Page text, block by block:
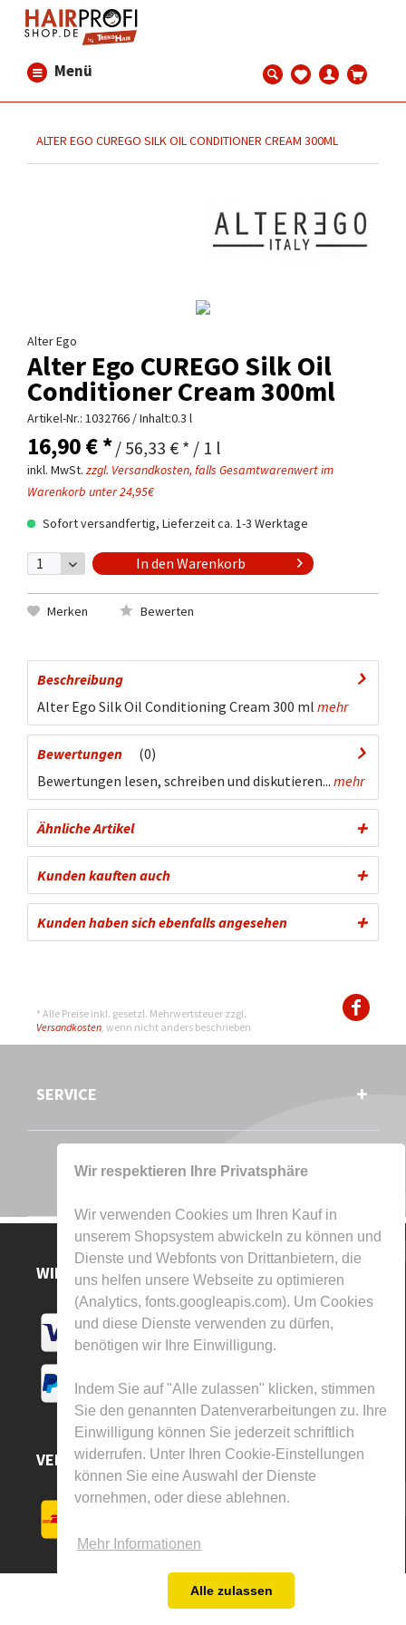
Wir respektieren Ihre Privatsphäre
Wir verwenden Cookies um Ihren Kauf in
unserem Shopsystem abwickeln zu können und
Dienste und Webfonts von Drittanbietern, die
uns helfen unsere Webseite zu optimieren
(Analytics, fonts.googleapis.com). Um Cookies
und diese Dienste verwenden zu dürfen,
benötigen wir Ihre Einwilligung.
Indem Sie auf "Alle zulassen" klicken, stimmen
Sie den genannten Datenverarbeitungen zu. Ihre
Einwilligung können Sie jederzeit schriftlich
widerrufen. Unter Ihren Cookie-Einstellungen
können Sie eine Auswahl der Dienste
vornehmen, oder diese ablehnen.
Mehr Informationen
Alle zulassen
Menü
ALTER EGO CUREGO SILK OIL CONDITIONER CREAM 300ML
Alter Ego
Alter Ego CUREGO Silk Oil
Conditioner Cream 300ml
Artikel-Nr.: 1032766 / Inhalt:0.3 l
16,90 € */ 56,33 € * / 1 l
inkl. MwSt. zzgl. Versandkosten, falls Gesamtwarenwert im
Warenkorb unter 24,95€
Sofort versandfertig, Lieferzeit ca. 1-3 Werktage
In den Warenkorb
Merken Bewerten
Beschreibung
Alter Ego Silk Oil Conditioning Cream 300 ml mehr
Bewertungen
0
Bewertungen lesen, schreiben und diskutieren... mehr
Ähnliche Artikel
Kunden kauften auch
Kunden haben sich ebenfalls angesehen
* Alle Preise inkl. gesetzl. Mehrwertsteuer zzgl.
Versandkosten , wenn nicht anders beschrieben
SERVICE
WIR AKZEPTIEREN
VERSAND DURCH